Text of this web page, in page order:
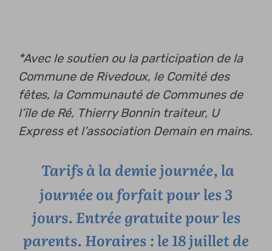
*Avec le soutien ou la participation de la
Commune de Rivedoux, le Comité des
fêtes, la Communauté de Communes de
l’île de Ré, Thierry Bonnin traiteur, U
Express et l’association Demain en mains.
Tarifs à la demie journée, la
journée ou forfait pour les 3
jours. Entrée gratuite pour les
parents. Horaires : le 18 juillet de